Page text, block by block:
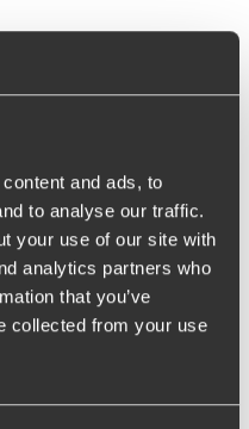
and ads, to
to analyse our traffic.
your use of our site with
analytics partners who
that you’ve
collected from your use
de
duurzaamheid en
alle tests glansrijk
richtlijnen voldoet, gaat